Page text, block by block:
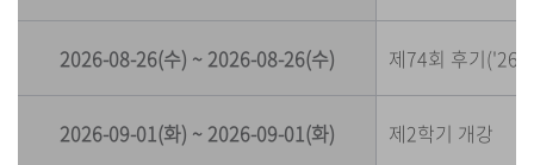
2026-08-26(수) ~ 2026-08-26(수) 제74회 후기('26
2026-09-01(화) ~ 2026-09-01(화) 제2학기 개강